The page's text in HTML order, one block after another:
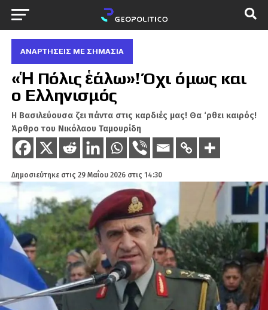
ΑΝΑΡΤΗΣΕΙΣ ΜΕ ΣΗΜΑΣΙΑ
«Ἡ Πόλις ἑάλω»! Όχι όμως και
ο Ελληνισμός
Η Βασιλεύουσα ζει πάντα στις καρδιές μας! Θα ‘ρθει καιρός!
Άρθρο του Νικόλαου Ταμουρίδη
Δημοσιεύτηκε στις 29 Μαΐου 2026 στις 14:30